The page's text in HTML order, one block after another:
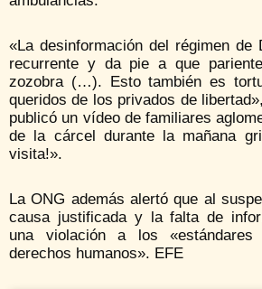
«La desinformación del régimen de
recurrente y da pie a que
zozobra (…). Esto también es
queridos de los privados de
publicó un vídeo de familiares
de la cárcel durante la mañana
visita!».
La ONG además alertó que al
causa justificada y la falta de
una violación a los «estándares
derechos humanos». EFE